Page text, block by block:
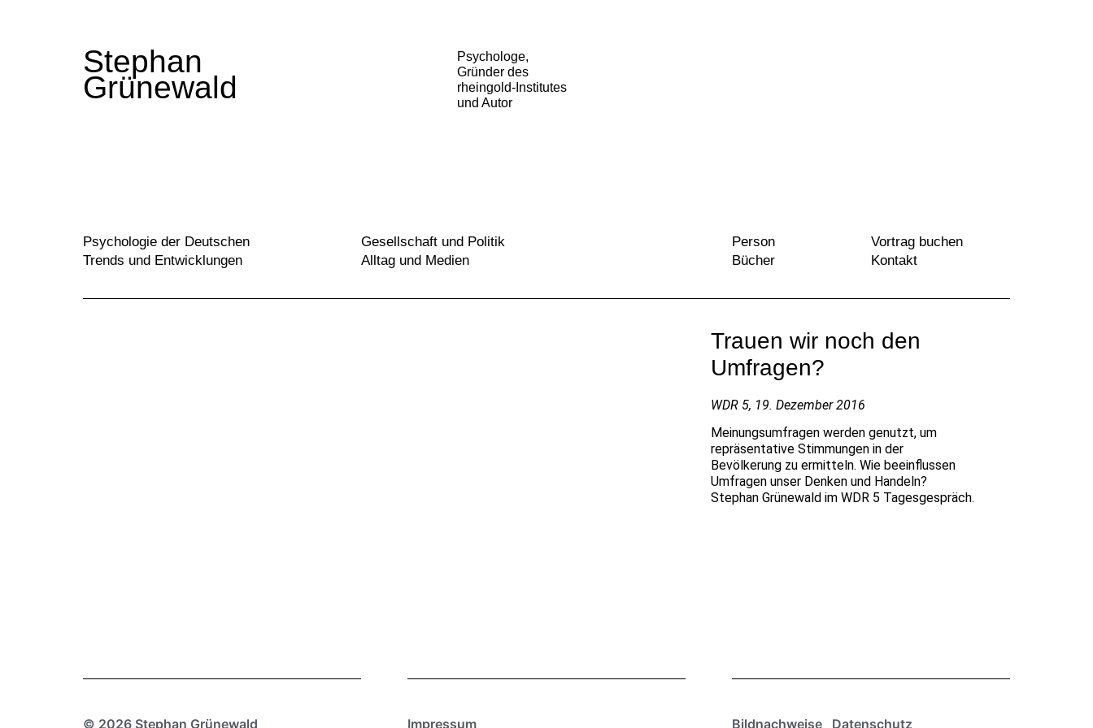
Stephan
Grünewald
Psychologe,
Gründer des
rheingold-Institutes
und Autor
Psychologie der Deutschen
Trends und Entwicklungen
Gesellschaft und Politik
Alltag und Medien
Person
Bücher
Vortrag buchen
Kontakt
Trauen wir noch den
Umfragen?
WDR 5, 19. Dezember 2016
Meinungsumfragen werden genutzt, um
repräsentative Stimmungen in der
Bevölkerung zu ermitteln. Wie beeinflussen
Umfragen unser Denken und Handeln?
Stephan Grünewald im WDR 5 Tagesgespräch.
© 2026 Stephan Grünewald Impressum Bildnachweise Datenschutz